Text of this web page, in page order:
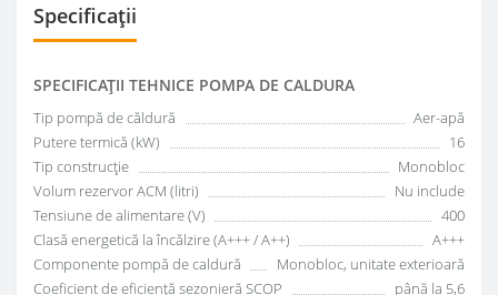
Specificații
SPECIFICAŢII TEHNICE POMPA DE CALDURA
Tip pompă de căldură
Aer-apă
Putere termică (kW)
16
Tip construcție
Monobloc
Volum rezervor ACM (litri)
Nu include
Tensiune de alimentare (V)
400
Clasă energetică la încălzire (A+++ / A++)
A+++
Componente pompă de caldură
Monobloc, unitate exterioară
Coeficient de eficiență sezonieră SCOP
până la 5,6